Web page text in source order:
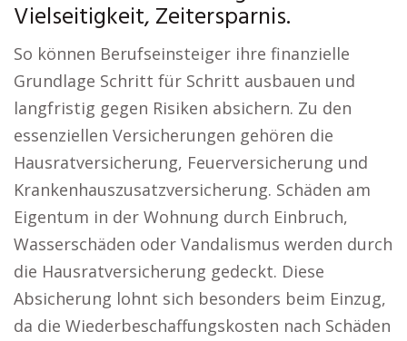
Vielseitigkeit, Zeitersparnis.
So können Berufseinsteiger ihre finanzielle
Grundlage Schritt für Schritt ausbauen und
langfristig gegen Risiken absichern. Zu den
essenziellen Versicherungen gehören die
Hausratversicherung, Feuerversicherung und
Krankenhauszusatzversicherung. Schäden am
Eigentum in der Wohnung durch Einbruch,
Wasserschäden oder Vandalismus werden durch
die Hausratversicherung gedeckt. Diese
Absicherung lohnt sich besonders beim Einzug,
da die Wiederbeschaffungskosten nach Schäden